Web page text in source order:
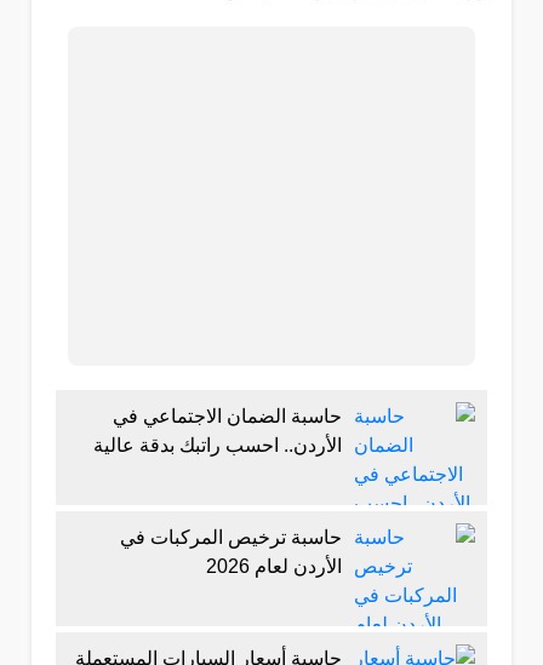
حاسبة الضمان الاجتماعي في
الأردن.. احسب راتبك بدقة عالية
حاسبة ترخيص المركبات في
الأردن لعام 2026
حاسبة أسعار السيارات المستعملة